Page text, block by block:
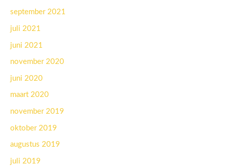
september 2021
juli 2021
juni 2021
november 2020
juni 2020
maart 2020
november 2019
oktober 2019
augustus 2019
juli 2019